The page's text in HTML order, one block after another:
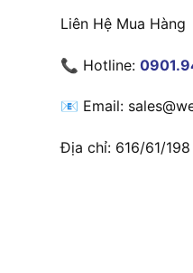
Liên Hệ Mua Hàng
📞 Hotline:
📧 Email:
Địa chỉ: 616/61/